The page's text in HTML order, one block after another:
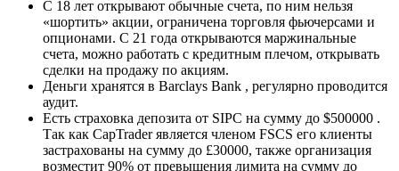
C 18 лет открывают обычные счета, по ним нельзя
«шортить» акции, ограничена торговля фьючерсами и
опционами. С 21 года открываются маржинальные
счета, можно работать с кредитным плечом, открывать
сделки на продажу по акциям.
Деньги хранятся в Barclays Bank , регулярно проводится
аудит.
Есть страховка депозита от SIPC на сумму до $500000 .
Так как CapTrader является членом FSCS его клиенты
застрахованы на сумму до £30000, также организация
возместит 90% от превышения лимита на сумму до